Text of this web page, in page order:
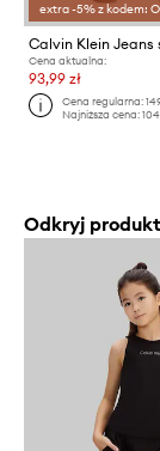
extra -5% z kodem:
Cena aktualna:
93,99 zł
Cena regularna:
Najniższa cena:
Odkryj